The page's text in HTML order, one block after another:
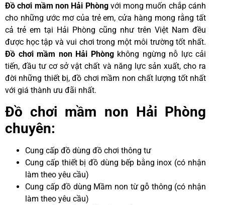
Đồ chơi mầm non Hải Phòngvới mong muốn chắp cánh
cho những ước mơ của trẻ em, cửa hàng mong rằng tất
cả trẻ em tại Hải Phòng cũng như trên Việt Nam đều
được học tập và vui chơi trong một môi trường tốt nhất.
Đồ chơi mầm non Hải Phòngkhông ngừng nỗ lực cải
tiến, đầu tư cơ sở vật chất và năng lực sản xuất, cho ra
đời những thiết bị, đồ chơi mầm non chất lượng tốt nhất
với giá thành ưu đãi nhất.
Đồ chơi mầm non Hải Phòng
chuyên:
Cung cấp đồ dùng đồ chơi thông tư
Cung cấp thiết bị đồ dùng bếp bằng inox (có nhận
làm theo yêu cầu)
Cung cấp đồ dùng Mầm non từ gỗ thông (có nhận
làm theo yêu cầu)